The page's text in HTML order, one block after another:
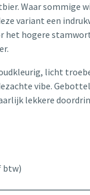
Waar sommige
variant een
het hogere
licht
vibe.
lekkere
btw)